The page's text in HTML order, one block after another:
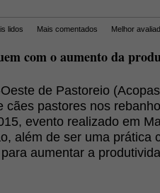
lidos Mais comentados Melhor
com o aumento da
de Pastoreio
cães pastores nos
evento realizado em
além de ser uma prática
aumentar a